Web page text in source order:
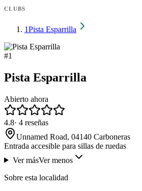
CLUBS
1Pista Esparrilla
#1
Pista Esparrilla
Abierto ahora
4.8· 4 reseñas
Unnamed Road, 04140 Carboneras
Entrada accesible para sillas de ruedas
Ver másVer menos
Sobre esta localidad